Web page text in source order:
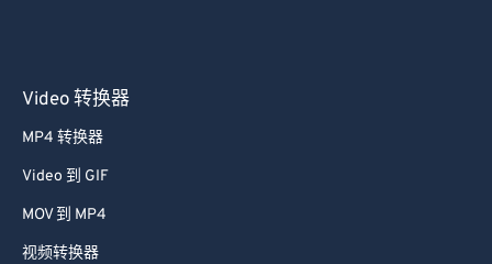
Video 转换器
MP4 转换器
Video 到 GIF
MOV 到 MP4
视频转换器